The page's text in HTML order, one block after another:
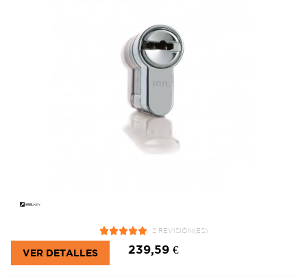
2 REVISIÓN(ES)
239,59 €
VER DETALLES